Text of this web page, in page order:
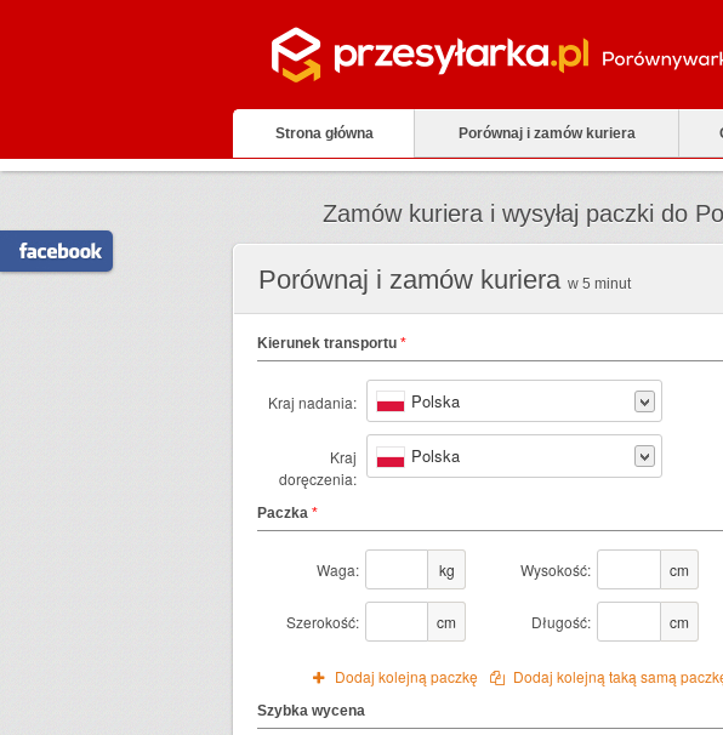
Strona główna Porównaj i zamów kuriera
Zamów kuriera i wysyłaj paczki do
Porównaj i zamów kuriera w 5 minut
Kierunek transportu *
Kraj nadania: Polska
Kraj
doręczenia:
Polska
Paczka *
Waga: kg Wysokość: cm
Szerokość: cm Długość: cm
Dodaj kolejną paczkę Dodaj kolejną taką samą
Szybka wycena